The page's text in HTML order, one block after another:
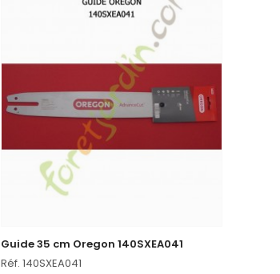
Guide 35 cm Oregon 140SXEA041
Réf. 140SXEA041